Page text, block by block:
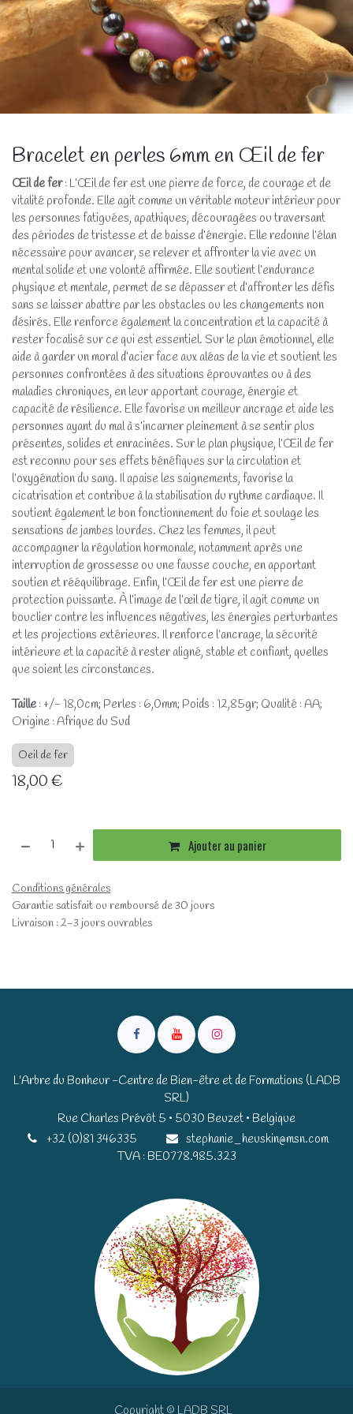
Bracelet en perles 6mm en Œil de fer
Œil de fer: L’Œil de fer est une pierre de force, de courage et de
vitalité profonde. Elle agit comme un véritable moteur intérieur pour
les personnes fatiguées, apathiques, découragées ou traversant
des périodes de tristesse et de baisse d’énergie. Elle redonne l’élan
nécessaire pour avancer, se relever et affronter la vie avec un
mental solide et une volonté affirmée. Elle soutient l’endurance
physique et mentale, permet de se dépasser et d’affronter les défis
sans se laisser abattre par les obstacles ou les changements non
désirés. Elle renforce également la concentration et la capacité à
rester focalisé sur ce qui est essentiel. Sur le plan émotionnel, elle
aide à garder un moral d’acier face aux aléas de la vie et soutient les
personnes confrontées à des situations éprouvantes ou à des
maladies chroniques, en leur apportant courage, énergie et
capacité de résilience. Elle favorise un meilleur ancrage et aide les
personnes ayant du mal à s’incarner pleinement à se sentir plus
présentes, solides et enracinées. Sur le plan physique, l’Œil de fer
est reconnu pour ses effets bénéfiques sur la circulation et
l’oxygénation du sang. Il apaise les saignements, favorise la
cicatrisation et contribue à la stabilisation du rythme cardiaque. Il
soutient également le bon fonctionnement du foie et soulage les
sensations de jambes lourdes. Chez les femmes, il peut
accompagner la régulation hormonale, notamment après une
interruption de grossesse ou une fausse couche, en apportant
soutien et rééquilibrage. Enfin, l’Œil de fer est une pierre de
protection puissante. À l’image de l’œil de tigre, il agit comme un
bouclier contre les influences négatives, les énergies perturbantes
et les projections extérieures. Il renforce l’ancrage, la sécurité
intérieure et la capacité à rester aligné, stable et confiant, quelles
que soient les circonstances.
Taille : +/- 18,0cm; Perles : 6,0mm; Poids : 12,85gr; Qualité : AA;
Origine : Afrique du Sud
Oeil de fer
18,00€
Ajouter au panier
Conditions générales
Garantie satisfait ou remboursé de 30 jours
Livraison : 2-3 jours ouvrables
L'Arbre du Bonheur -Centre de Bien-être et de Formations (LADB
SRL)
Rue Charles Prévôt 5 • 5030 Beuzet • Belgique​​
+32 (0)81 346335
stephanie_heuskin@msn.com
TVA : BE0778.985.323
Copyright © LADB SRL